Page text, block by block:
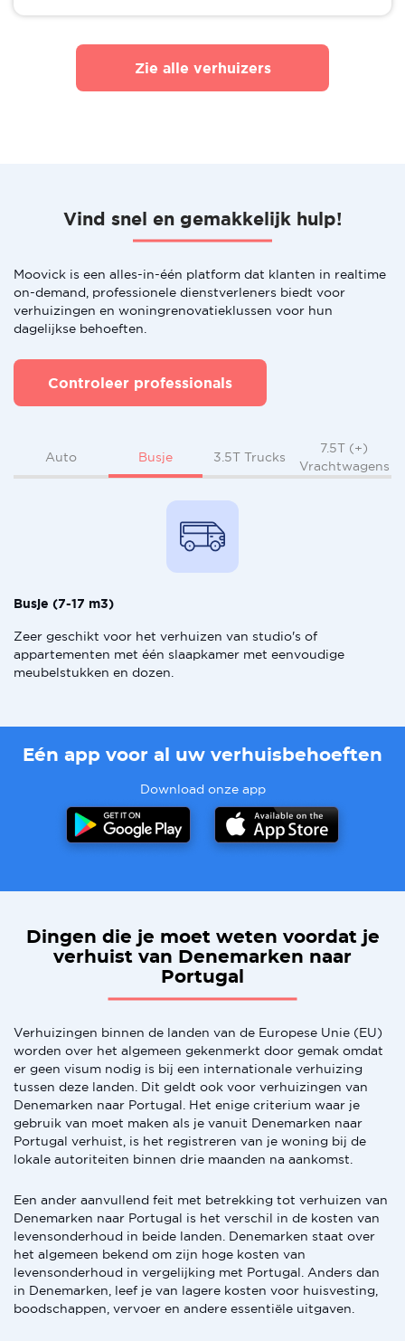
Zie alle verhuizers
Vind snel en gemakkelijk hulp!
Moovick is een alles-in-één platform dat klanten in realtime
on-demand, professionele dienstverleners biedt voor
verhuizingen en woningrenovatieklussen voor hun
dagelijkse behoeften.
Controleer professionals
Auto Busje 3.5T Trucks
7.5T (+)
Vrachtwagens
Busje (7-17 m3)
Zeer geschikt voor het verhuizen van studio's of
appartementen met één slaapkamer met eenvoudige
meubelstukken en dozen.
Eén app voor al uw verhuisbehoeften
Download onze app
Dingen die je moet weten voordat je
verhuist van Denemarken naar
Portugal
Verhuizingen binnen de landen van de Europese Unie (EU)
worden over het algemeen gekenmerkt door gemak omdat
er geen visum nodig is bij een internationale verhuizing
tussen deze landen. Dit geldt ook voor verhuizingen van
Denemarken naar Portugal. Het enige criterium waar je
gebruik van moet maken als je vanuit Denemarken naar
Portugal verhuist, is het registreren van je woning bij de
lokale autoriteiten binnen drie maanden na aankomst.
Een ander aanvullend feit met betrekking tot verhuizen van
Denemarken naar Portugal is het verschil in de kosten van
levensonderhoud in beide landen. Denemarken staat over
het algemeen bekend om zijn hoge kosten van
levensonderhoud in vergelijking met Portugal. Anders dan
in Denemarken, leef je van lagere kosten voor huisvesting,
boodschappen, vervoer en andere essentiële uitgaven.